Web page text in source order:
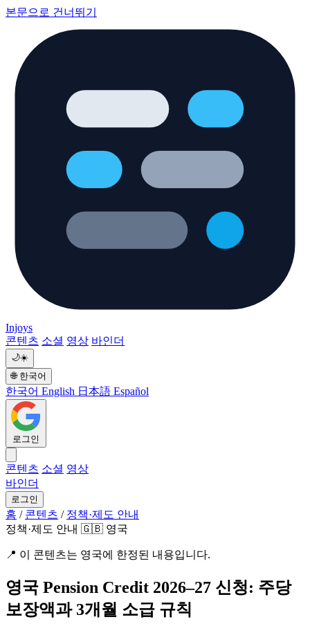
본문으로 건너뛰기
Injoys
콘텐츠 소셜 영상 바인더
🌙☀️
🌐 한국어
한국어 English 日本語 Español
로그인
콘텐츠 소셜 영상
바인더
로그인
홈 / 콘텐츠 / 정책·제도 안내
정책·제도 안내 🇬🇧 영국
📍 이 콘텐츠는 영국에 한정된 내용입니다.
영국 Pension Credit 2026–27 신청: 주당
보장액과 3개월 소급 규칙